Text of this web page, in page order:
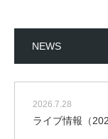
NEWS
2026.7.28
ライブ情報（